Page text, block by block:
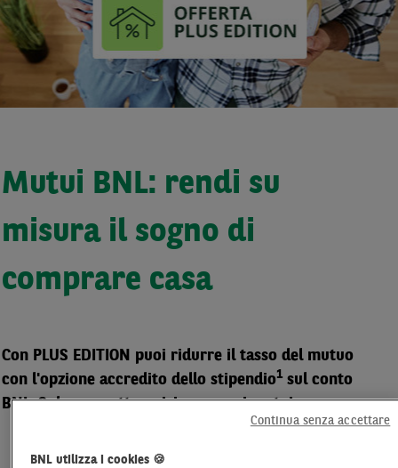
Mutui BNL: rendi su
misura il sogno di
comprare casa
Con PLUS EDITION puoi ridurre il tasso del mutuo
con l'opzione accredito dello stipendio1 sul conto
BNL. Solo per sottoscrizione nuovi mutui.
BNL utilizza i cookies 🍪
Continua senza accettare